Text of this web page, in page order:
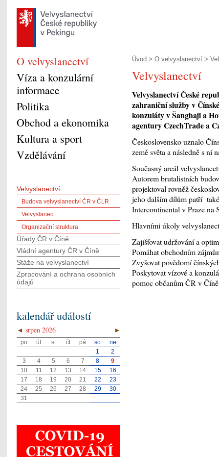
Úvod > O velvyslanectví >
Velvyslanectví
Velvyslanectví České
zahraniční služby v
konzuláty v Šanghaji a
agentury CzechTrade a
Československo uznalo
země světa a následně s ní
Současný areál
Autorem brutalistních
projektoval rovněž
jeho dalším dílům patří
Intercontinental v Praze na
Hlavními úkoly
Zajišťovat udržování a
Pomáhat obchodním
Zvyšovat povědomí
Poskytovat vízové a
pomoc občanům ČR v
O velvyslanectví
Víza a konzulární
informace
Politika
Obchod a ekonomika
Kultura a sport
Vzdělávání
Velvyslanectví
Budova velvyslanectví ČR v ČLR
Velvyslanec
Organizační struktura
Úřady ČR v Číně
Vládní agentury ČR v Číně
Stáže na velvyslanectví
Zpracování a ochrana osobních
údajů
kalendář událostí
◄ ►
srpen 2026
po út st čt pá so
ne
1
2
3
4 5 6 7 8
9
10
11 12 13 14 15
16
17
18 19 20 21 22
23
24
25 26 27 28 29
30
31